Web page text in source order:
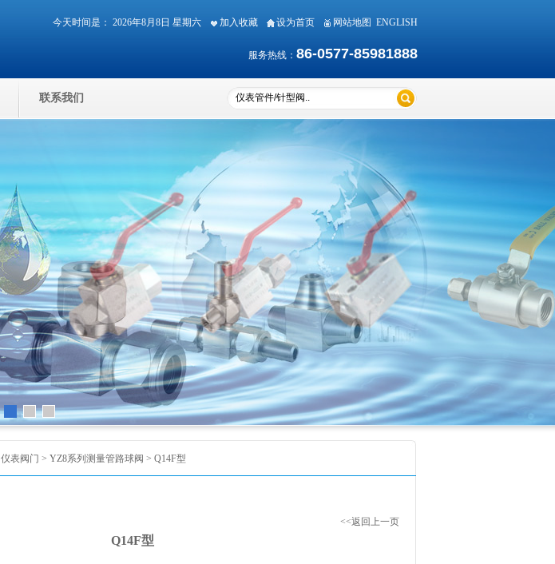
今天时间是： 2026年8月8日 星期六 加入收藏 设为首页 网站地图 ENGLISH
服务热线： 86-0577-85981888
联系我们
仪表阀门 > YZ8系列测量管路球阀 > Q14F型
<<返回上一页
Q14F型